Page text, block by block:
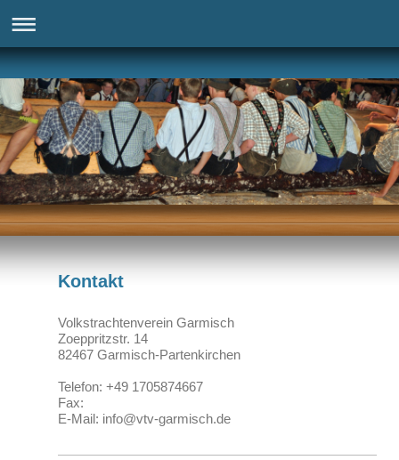
Kontakt
Volkstrachtenverein Garmisch
Zoeppritzstr. 14
82467 Garmisch-Partenkirchen
Telefon: +49 1705874667
Fax:
E-Mail: info@vtv-garmisch.de